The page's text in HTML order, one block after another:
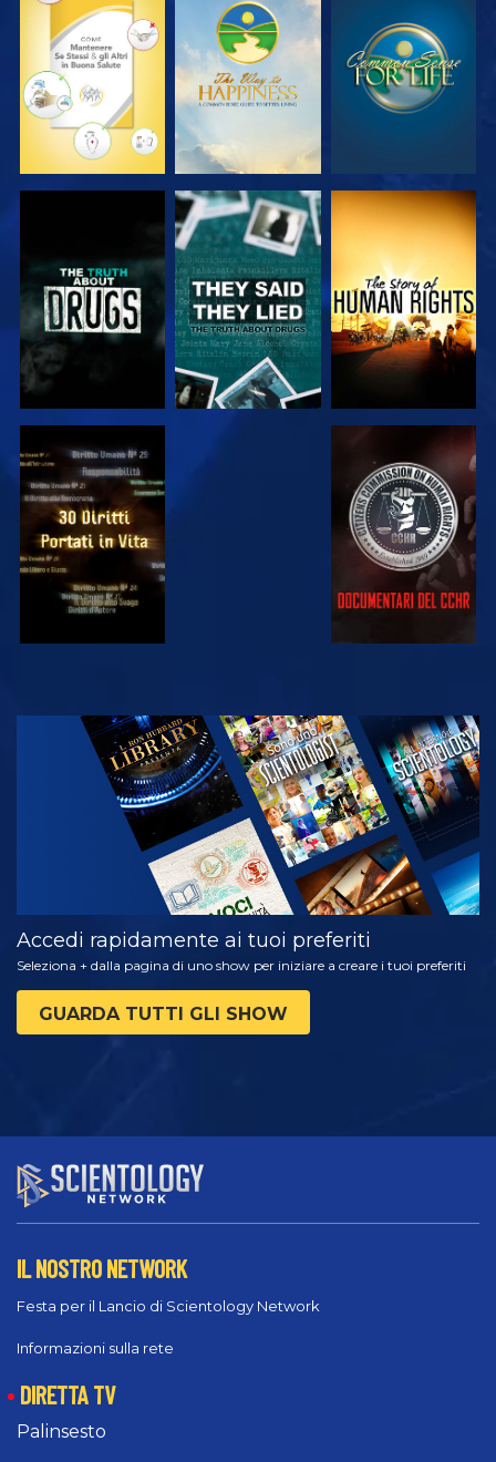
GUARDA GUARDA GUARDA
GUARDA GUARDA
GUARDA GUARDA
GUARDA
ESPLORA LE
SERIE
Accedi rapidamente ai tuoi preferiti
Seleziona + dalla pagina di uno show per iniziare a creare i tuoi preferiti
GUARDA TUTTI GLI SHOW
IL NOSTRO NETWORK
Festa per il Lancio di Scientology Network
Informazioni sulla rete
DIRETTA TV
Palinsesto